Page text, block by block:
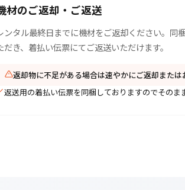
材のご返却・ご返送
ンタル最終日までに機材をご返却ください。同
だき、着払い伝票にてご返送いただけます。
返却物に不足がある場合は速やかにご返却また
返送用の着払い伝票を同梱しておりますのでそのま